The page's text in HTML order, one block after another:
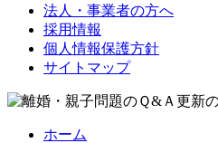
法人・事業者の方へ
採用情報
個人情報保護方針
サイトマップ
ホーム